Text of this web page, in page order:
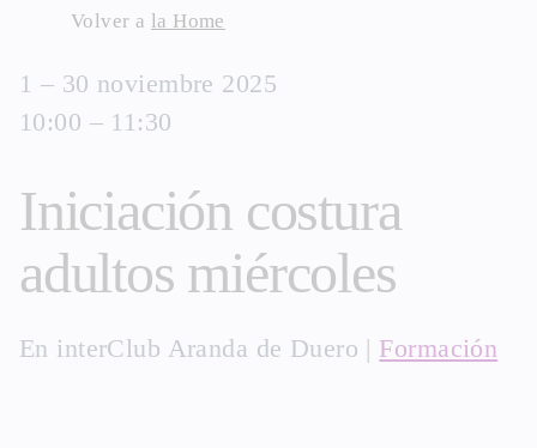
content
Volver a la Home
1 – 30 noviembre 2025
10:00 – 11:30
Iniciación costura
adultos miércoles
En interClub Aranda de Duero | Formación